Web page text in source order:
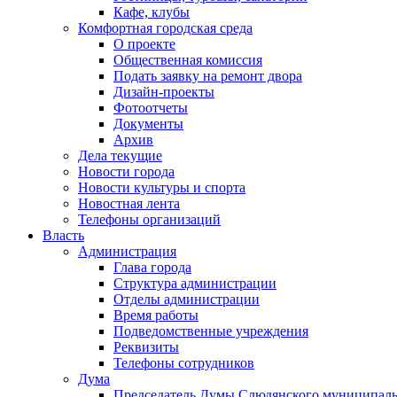
Кафе, клубы
Комфортная городская среда
О проекте
Общественная комиссия
Подать заявку на ремонт двора
Дизайн-проекты
Фотоотчеты
Документы
Архив
Дела текущие
Новости города
Новости культуры и спорта
Новостная лента
Телефоны организаций
Власть
Администрация
Глава города
Структура администрации
Отделы администрации
Время работы
Подведомственные учреждения
Реквизиты
Телефоны сотрудников
Дума